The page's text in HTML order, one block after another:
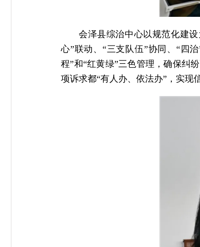
会泽县综治中心以规范化建
心”联动、“三支队伍”协同、“四
程”和“红黄绿”三色管理，确保纠
项诉求都“有人办、依法办”，实现